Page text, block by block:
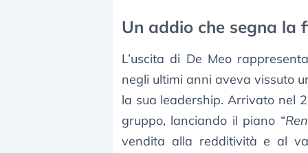
Un addio che segna la
L’uscita di De Meo
negli ultimi anni aveva vissuto
la sua leadership. Arrivato nel
gruppo, lanciando il piano “
vendita alla redditività e al